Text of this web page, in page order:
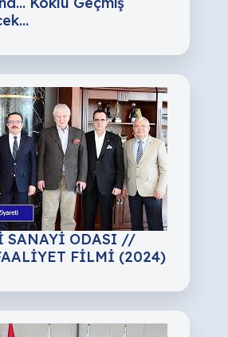
SANAYİ ODASI //
FİLMİ (2024)